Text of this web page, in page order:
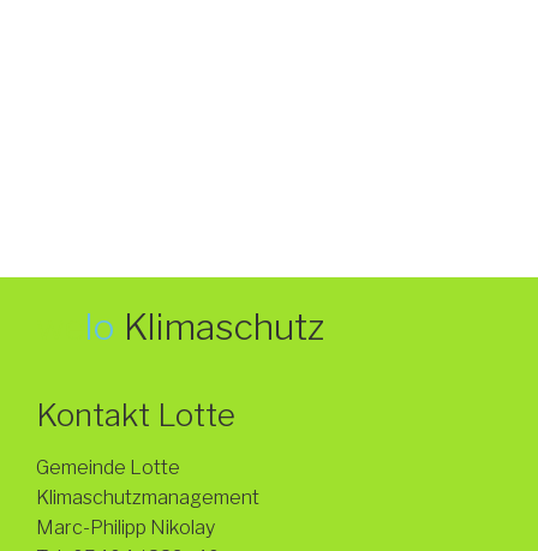
lo Klimaschutz
Kontakt Lotte
Gemeinde Lotte
Klimaschutzmanagement
Marc-Philipp Nikolay